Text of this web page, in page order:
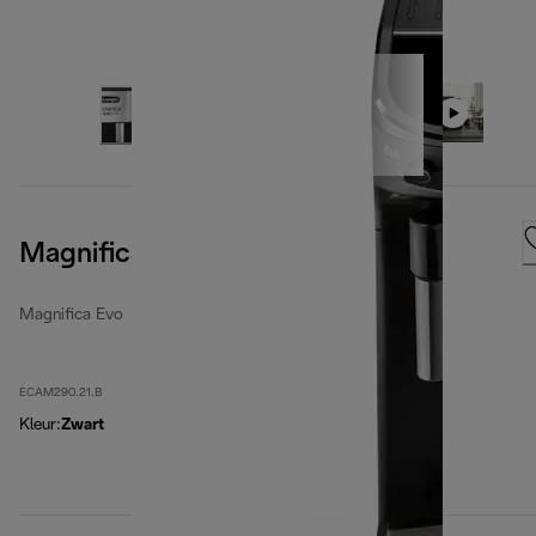
Magnifica Evo, Black
Magnifica Evo
ECAM290.21.B
Kleur:Zwart